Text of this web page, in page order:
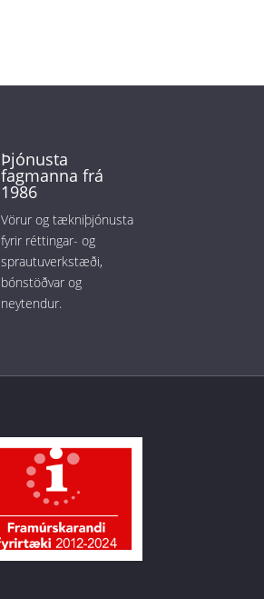
Þjónusta
fagmanna frá
1986
Vörur og tækniþjónusta
fyrir réttingar- og
sprautuverkstæði,
bónstöðvar og
neytendur.